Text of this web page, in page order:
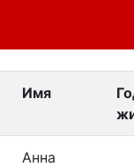
Имя
Анна